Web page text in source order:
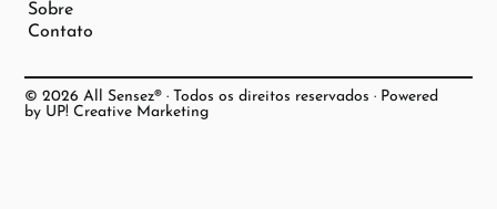
Sobre
Contato
© 2026 All Sensez® · Todos os direitos reservados · Powered
by UP! Creative Marketing